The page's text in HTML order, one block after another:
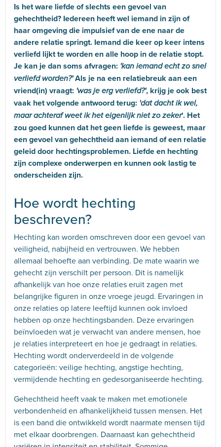
Is het ware liefde of slechts een gevoel van
gehechtheid? Iedereen heeft wel iemand in zijn of
haar omgeving die impulsief van de ene naar de
andere relatie springt. Iemand die keer op keer intens
verliefd lijkt te worden en alle hoop in de relatie stopt.
Je kan je dan soms afvragen: 'kan iemand echt zo snel
verliefd worden?'Als je na een relatiebreuk aan een
vriend(in) vraagt: 'was je erg verliefd?', krijg je ook best
vaak het volgende antwoord terug: 'dat dacht ik wel,
maar achteraf weet ik het eigenlijk niet zo zeker'. Het
zou goed kunnen dat het geen liefde is geweest, maar
een gevoel van gehechtheid aan iemand of een relatie
geleid door hechtingsproblemen. Liefde en hechting
zijn complexe onderwerpen en kunnen ook lastig te
onderscheiden zijn.
Hoe wordt hechting
beschreven?
Hechting kan worden omschreven door een gevoel van
veiligheid, nabijheid en vertrouwen. We hebben
allemaal behoefte aan verbinding. De mate waarin we
gehecht zijn verschilt per persoon. Dit is namelijk
afhankelijk van hoe onze relaties eruit zagen met
belangrijke figuren in onze vroege jeugd. Ervaringen in
onze relaties op latere leeftijd kunnen ook invloed
hebben op onze hechtingsbanden. Deze ervaringen
beïnvloeden wat je verwacht van andere mensen, hoe
je relaties interpreteert en hoe je gedraagt in relaties.
Hechting wordt onderverdeeld in de volgende
categorieën: veilige hechting, angstige hechting,
vermijdende hechting en gedesorganiseerde hechting.
Gehechtheid heeft vaak te maken met emotionele
verbondenheid en afhankelijkheid tussen mensen. Het
is een band die ontwikkeld wordt naarmate mensen tijd
met elkaar doorbrengen. Daarnaast kan gehechtheid